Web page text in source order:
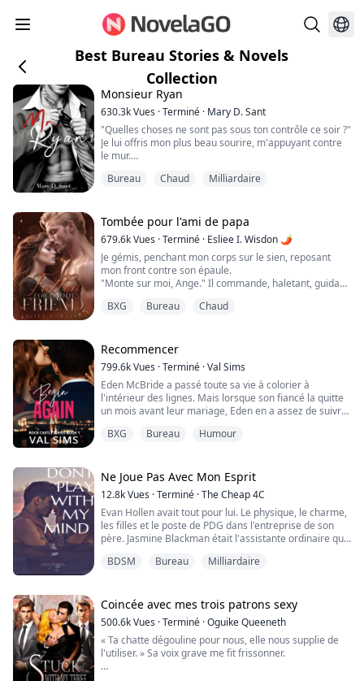
Best Bureau Stories & Novels
Collection
Monsieur Ryan
630.3kVues ·Terminé · Mary D. Sant
"Quelles choses ne sont pas sous ton contrôle ce soir ?"
Je lui offris mon plus beau sourire, m'appuyant contre
le mur.
si près,
Sa bouche prit la mienne avec avidité, un peu
rudement.
Sa langue me laissa sans souffle.
"Si tu ne viens pas avec moi, je te baise ici même." I...
Bureau Chaud Milliardaire
Tombée pour l'ami de papa
679.6kVues ·Terminé · Esliee I. Wisdon 🌶
Je gémis, penchant mon corps sur le sien, reposant
mon front contre son épaule.
"Monte sur moi, Ange." Il commande, haletant, guidant
"Mets-le en moi, s'il te plaît..." Je supplie, mordant son
quel orgasme que j'ai ressenti seule. Il ne fait que
frotter son sexe contre moi, et la...
BXG Bureau Chaud
Recommencer
799.6kVues ·Terminé ·Val Sims
Eden McBride a passé toute sa vie à colorier à
l'intérieur des lignes. Mais lorsque son fiancé la quitte
un mois avant leur mariage, Eden en a assez de suivre
lui faut pour soigner son cœur brisé. Non, pas
logistique de Rock Union, est le parfa...
BXG Bureau Humour
Ne Joue Pas Avec Mon Esprit
12.8kVues ·Terminé ·The Cheap 4C
Evan Hollen avait tout pour lui. Le physique, le charme,
les filles et le poste de PDG dans l'entreprise de son
père. Jasmine Blackman était l'assistante ordinaire qui
fantasmes ont fini par s'intensifier lorsque les deux ont
avouer ses sentiments,...
BDSM Bureau Milliardaire
Coincée avec mes trois patrons sexy
500.6kVues ·Terminé ·Oguike Queeneth
« Ta chatte dégouline pour nous, elle nous supplie de
l'utiliser. » Sa voix grave me fit frissonner.